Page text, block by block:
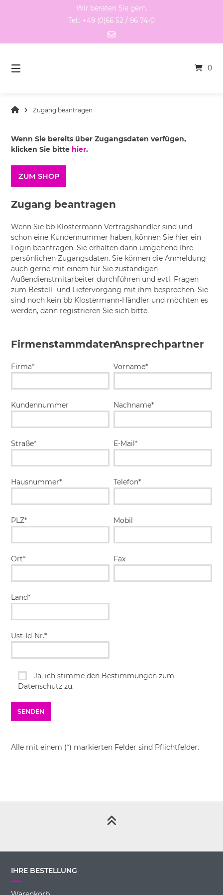
Wir beraten Sie gern.
Tel.: +49 (0)66 52 / 96 74-0
0
Zugang beantragen
Wenn Sie bereits über Zugangsdaten verfügen,
klicken Sie bitte hier.
ZUM SHOP
Zugang beantragen
Wenn Sie bb Klostermann Vertragshändler sind und
schon eine Kundennummer haben, können Sie hier ein
Login beantragen. Sie erhalten dann umgehend Ihre
persönlichen Zugangsdaten. Sie können die Anmeldung
auch gerne mit einem für Sie zuständigen
Außendienstmitarbeiter durchführen und evtl. Fragen
zum Bestell- und Liefervorgang mit ihm besprechen. Sie
sind noch kein bb Klostermann-Händler und möchten es
werden, dann registrieren Sie sich bitte.
Firmenstammdaten
Firma*
Kundennummer
Straße*
Hausnummer*
PLZ*
Ort*
Land*
Ust-Id-Nr.*
Ansprechpartner
Vorname*
Nachname*
E-Mail*
Telefon*
Mobil
Fax
Ja, ich stimme den Bestimmungen zum
Datenschutz zu.
Alle mit einem (*) markierten Felder sind Pflichtfelder.
IHRE BESTELLUNG